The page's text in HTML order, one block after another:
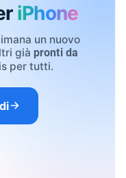
iPhone
un nuovo
già pronti da
per tutti.